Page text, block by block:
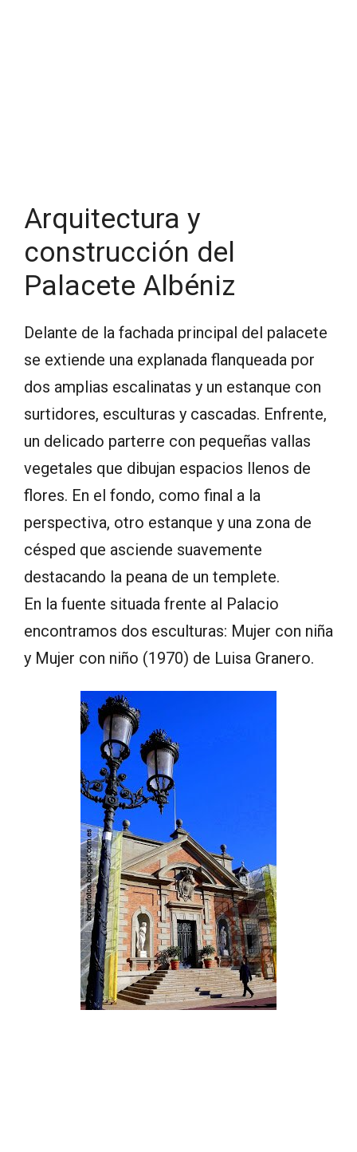
Arquitectura y
construcción del
Palacete Albéniz
Delante de la fachada principal del palacete
se extiende una explanada flanqueada por
dos amplias escalinatas y un estanque con
surtidores, esculturas y cascadas. Enfrente,
un delicado parterre con pequeñas vallas
vegetales que dibujan espacios llenos de
flores. En el fondo, como final a la
perspectiva, otro estanque y una zona de
césped que asciende suavemente
destacando la peana de un templete.
En la fuente situada frente al Palacio
encontramos dos esculturas: Mujer con niña
y Mujer con niño (1970) de Luisa Granero.